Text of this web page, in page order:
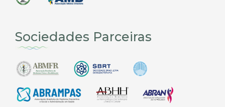
Sociedades Parceiras